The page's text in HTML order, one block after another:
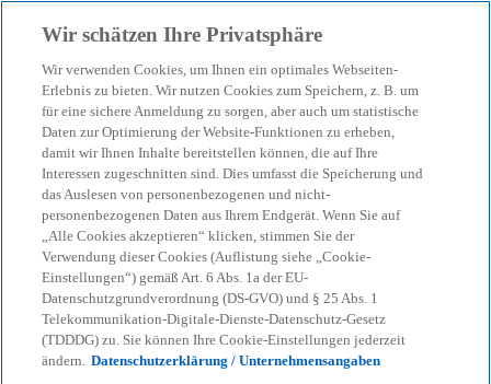
menu search
4 Tipps, wie die interne
Revision agiler wird
11-09-2023
Share
w
i
r
d
i
n
e
w
i
r
d
i
n
e
w
i
r
d
i
n
e
Wir schätzen Ihre Privatsphäre
Wir verwenden Cookies, um Ihnen ein optimales Webseiten-
Erlebnis zu bieten. Wir nutzen Cookies zum Speichern, z. B. um
für eine sichere Anmeldung zu sorgen, aber auch um statistische
Daten zur Optimierung der Website-Funktionen zu erheben,
damit wir Ihnen Inhalte bereitstellen können, die auf Ihre
Interessen zugeschnitten sind. Dies umfasst die Speicherung und
das Auslesen von personenbezogenen und nicht-
personenbezogenen Daten aus Ihrem Endgerät. Wenn Sie auf
„Alle Cookies akzeptieren“ klicken, stimmen Sie der
Verwendung dieser Cookies (Auflistung siehe „Cookie-
Einstellungen“) gemäß Art. 6 Abs. 1a der EU-
Datenschutzgrundverordnung (DS-GVO) und § 25 Abs. 1
Telekommunikation-Digitale-Dienste-Datenschutz-Gesetz
(TDDDG) zu. Sie können Ihre Cookie-Einstellungen jederzeit
ändern. Datenschutzerklärung / Unternehmensangaben